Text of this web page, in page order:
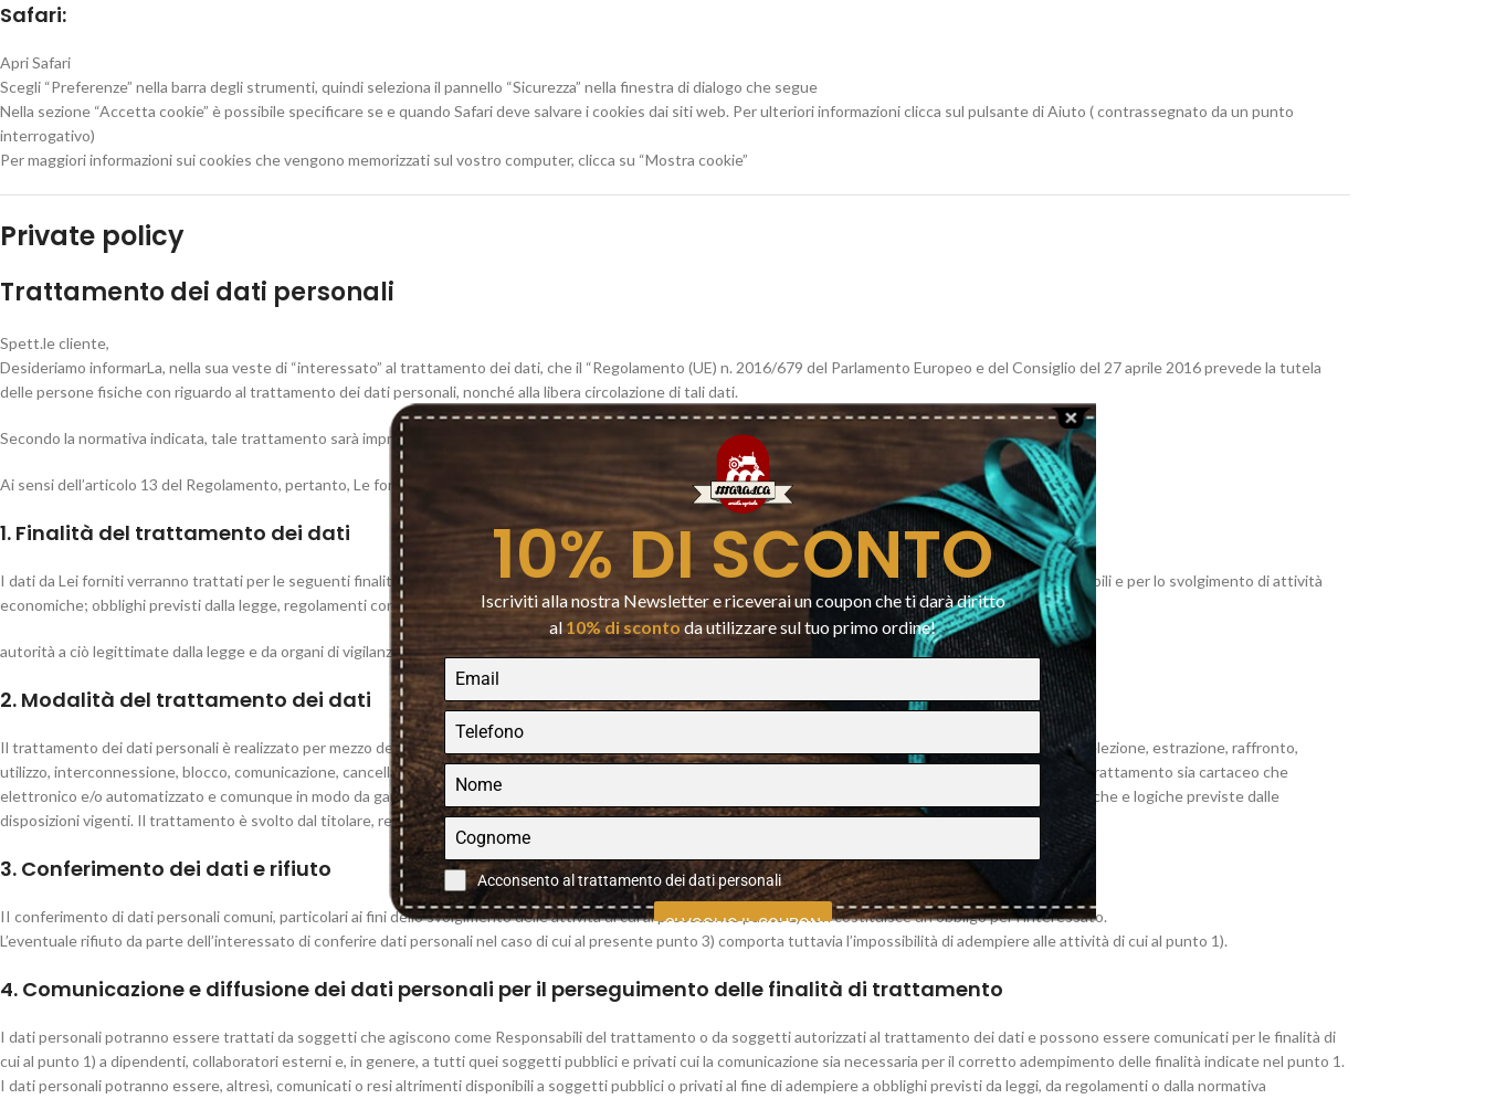
Safari:
Apri Safari
Scegli “Preferenze” nella barra degli strumenti, quindi seleziona il pannello “Sicurezza” nella finestra di dialogo che segue
Nella sezione “Accetta cookie” è possibile specificare se e quando Safari deve salvare i cookies dai siti web. Per ulteriori informazioni clicca sul pulsante di Aiuto ( contrassegnato da un punto
interrogativo)
Per maggiori informazioni sui cookies che vengono memorizzati sul vostro computer, clicca su “Mostra cookie”
Private policy
Trattamento dei dati personali
Spett.le cliente,
Desideriamo informarLa, nella sua veste di “interessato” al trattamento dei dati, che il “Regolamento (UE) n. 2016/679 del Parlamento Europeo e del Consiglio del 27 aprile 2016 prevede la tutela
delle persone fisiche con riguardo al trattamento dei dati personali, nonché alla libera circolazione di tali dati.
Secondo la normativa indicata, tale trattamento sarà improntato ai principi di correttezza, liceità e trasparenza e di tutela della Sua riservatezza e dei Suoi diritti.
Ai sensi dell’articolo 13 del Regolamento, pertanto, Le forniamo le seguenti informazioni:
1. Finalità del trattamento dei dati
I dati da Lei forniti verranno trattati per le seguenti finalità: svolgimento dell’attività di vendita, gestione dei rapporti commerciali, finalità amministrative e contabili e per lo svolgimento di attività
economiche; obblighi previsti dalla legge, regolamenti contrattuali, disposizioni impartite da
autorità a ciò legittimate dalla legge e da organi di vigilanza e di controllo.
2. Modalità del trattamento dei dati
Il trattamento dei dati personali è realizzato per mezzo della raccolta, registrazione, organizzazione, conservazione, consultazione, elaborazione, modificazione, selezione, estrazione, raffronto,
utilizzo, interconnessione, blocco, comunicazione, cancellazione e distruzione dei dati (operazioni indicate all’art. 4 n.2 GDPR). I dati personali sono sottoposti a trattamento sia cartaceo che
elettronico e/o automatizzato e comunque in modo da garantire la sicurezza, l’integrità e la riservatezza dei dati stessi nel rispetto delle misure organizzative, fisiche e logiche previste dalle
disposizioni vigenti. Il trattamento è svolto dal titolare, responsabile e/o dagli incaricati del trattamento.
3. Conferimento dei dati e rifiuto
II conferimento di dati personali comuni, particolari ai fini dello svolgimento delle attività di cui al precedente punto 1) non costituisce un obbligo per l’interessato.
L’eventuale rifiuto da parte dell’interessato di conferire dati personali nel caso di cui al presente punto 3) comporta tuttavia l’impossibilità di adempiere alle attività di cui al punto 1).
4. Comunicazione e diffusione dei dati personali per il perseguimento delle finalità di trattamento
I dati personali potranno essere trattati da soggetti che agiscono come Responsabili del trattamento o da soggetti autorizzati al trattamento dei dati e possono essere comunicati per le finalità di
cui al punto 1) a dipendenti, collaboratori esterni e, in genere, a tutti quei soggetti pubblici e privati cui la comunicazione sia necessaria per il corretto adempimento delle finalità indicate nel punto 1.
I dati personali potranno essere, altresì, comunicati o resi altrimenti disponibili a soggetti pubblici o privati al fine di adempiere a obblighi previsti da leggi, da regolamenti o dalla normativa
10% DI SCONTO
Iscriviti alla nostra Newsletter e riceverai un coupon che ti darà diritto
al 10% di sconto da utilizzare sul tuo primo ordine!
Acconsento al trattamento dei dati personali
SI VOGLIO IL COUPON